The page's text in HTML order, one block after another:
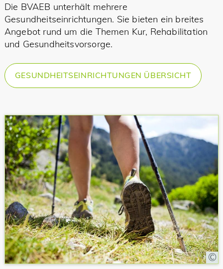
Die BVAEB unterhält mehrere
Gesundheitseinrichtungen. Sie bieten ein breites
Angebot rund um die Themen Kur, Rehabilitation
und Gesundheitsvorsorge.
GESUNDHEITSEINRICHTUNGEN ÜBERSICHT